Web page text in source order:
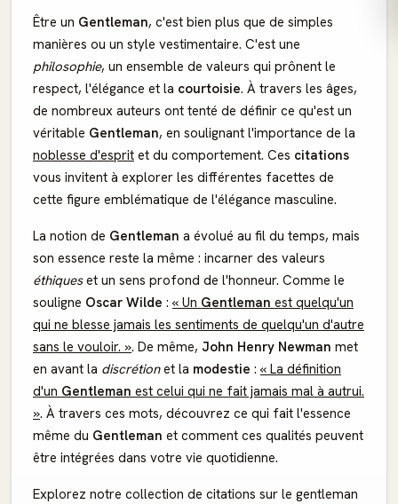
Être un Gentleman, c'est bien plus que de simples
manières ou un style vestimentaire. C'est une
philosophie, un ensemble de valeurs qui prônent le
respect, l'élégance et la courtoisie. À travers les âges,
de nombreux auteurs ont tenté de définir ce qu'est un
véritable Gentleman, en soulignant l'importance de la
noblesse d'esprit et du comportement. Ces citations
vous invitent à explorer les différentes facettes de
cette figure emblématique de l'élégance masculine.
La notion de Gentleman a évolué au fil du temps, mais
son essence reste la même : incarner des valeurs
éthiqueset un sens profond de l'honneur. Comme le
souligne Oscar Wilde : « Un Gentleman est quelqu'un
qui ne blesse jamais les sentiments de quelqu'un d'autre
sans le vouloir. ». De même, John Henry Newman met
en avant la discrétionet la modestie : « La définition
d'un Gentleman est celui qui ne fait jamais mal à autrui.
». À travers ces mots, découvrez ce qui fait l'essence
même du Gentleman et comment ces qualités peuvent
être intégrées dans votre vie quotidienne.
Explorez notre collection de citations sur le gentleman